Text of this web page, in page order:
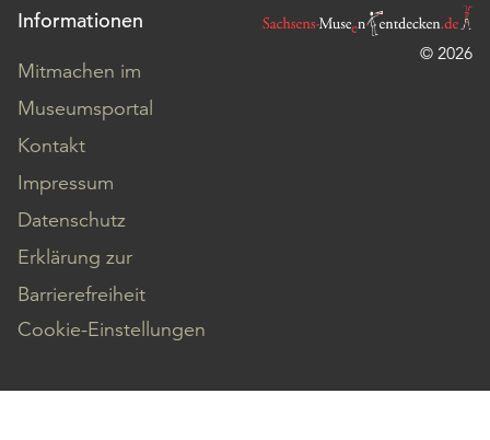
Informationen
Mitmachen im
Museumsportal
Kontakt
Impressum
Datenschutz
Erklärung zur
Barrierefreiheit
Cookie-Einstellungen
© 2026